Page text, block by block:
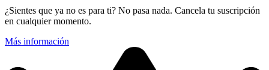
¿Sientes que ya no es para ti? No pasa nada. Cancela tu suscripción
en cualquier momento.
Más información